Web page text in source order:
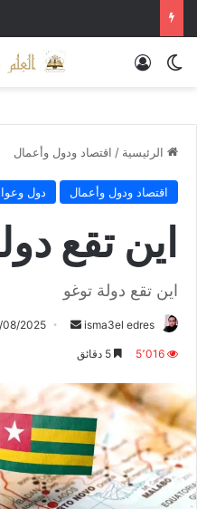
الوضع المظلمتسجيل الدخول
الرئيسية / اقتصاد ودول وأعمال
اقتصاد ودول وأعمال دول
اين تقع
اين تقع دولة توغو
isma3el edres
أرسل 08/2025
5٬016